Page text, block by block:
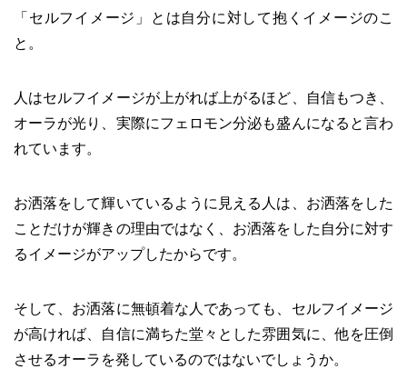
「セルフイメージ」とは自分に対して抱くイメージのこ
と。
人はセルフイメージが上がれば上がるほど、自信もつき、
オーラが光り、実際にフェロモン分泌も盛んになると言わ
れています。
お洒落をして輝いているように見える人は、お洒落をした
ことだけが輝きの理由ではなく、お洒落をした自分に対す
るイメージがアップしたからです。
そして、お洒落に無頓着な人であっても、セルフイメージ
が高ければ、自信に満ちた堂々とした雰囲気に、他を圧倒
させるオーラを発しているのではないでしょうか。